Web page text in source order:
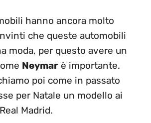
hanno ancora molto
che queste automobili
moda, per questo avere un
Neymar è importante.
poi come in passato
per Natale un modello ai
Madrid.